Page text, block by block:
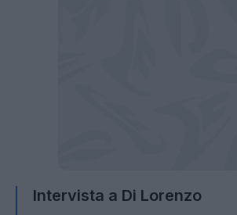
Intervista a Di Lorenzo